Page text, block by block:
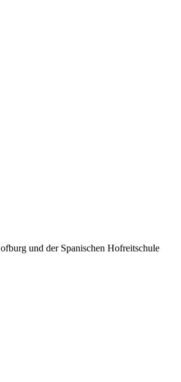
und der Spanischen Hofreitschule